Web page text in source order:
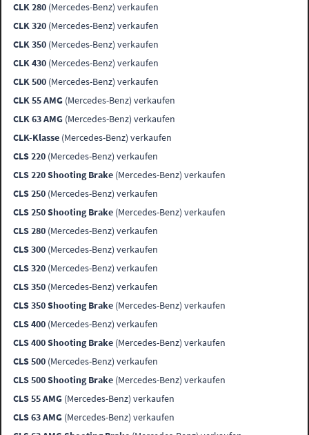
CLK 280 (Mercedes-Benz) verkaufen
CLK 320 (Mercedes-Benz) verkaufen
CLK 350 (Mercedes-Benz) verkaufen
CLK 430 (Mercedes-Benz) verkaufen
CLK 500 (Mercedes-Benz) verkaufen
CLK 55 AMG (Mercedes-Benz) verkaufen
CLK 63 AMG (Mercedes-Benz) verkaufen
CLK-Klasse (Mercedes-Benz) verkaufen
CLS 220 (Mercedes-Benz) verkaufen
CLS 220 Shooting Brake (Mercedes-Benz) verkaufen
CLS 250 (Mercedes-Benz) verkaufen
CLS 250 Shooting Brake (Mercedes-Benz) verkaufen
CLS 280 (Mercedes-Benz) verkaufen
CLS 300 (Mercedes-Benz) verkaufen
CLS 320 (Mercedes-Benz) verkaufen
CLS 350 (Mercedes-Benz) verkaufen
CLS 350 Shooting Brake (Mercedes-Benz) verkaufen
CLS 400 (Mercedes-Benz) verkaufen
CLS 400 Shooting Brake (Mercedes-Benz) verkaufen
CLS 500 (Mercedes-Benz) verkaufen
CLS 500 Shooting Brake (Mercedes-Benz) verkaufen
CLS 55 AMG (Mercedes-Benz) verkaufen
CLS 63 AMG (Mercedes-Benz) verkaufen